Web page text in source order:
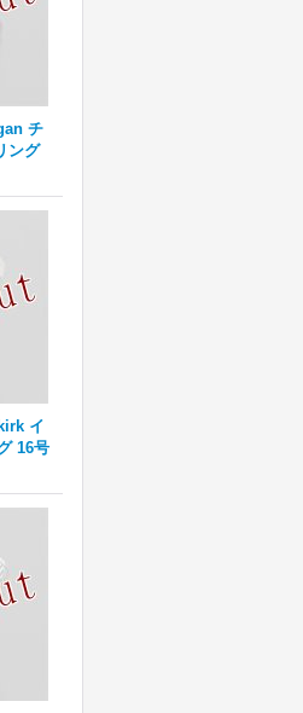
チ
ング
イ
16号